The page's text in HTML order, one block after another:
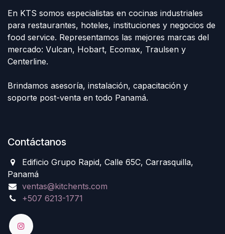
En KTS somos especialistas en cocinas industriales
para restaurantes, hoteles, instituciones y negocios de
food service. Representamos las mejores marcas del
mercado: Vulcan, Hobart, Ecomax, Traulsen y
Centerline.
Brindamos asesoría, instalación, capacitación y
soporte post-venta en todo Panamá.
Contáctanos
Edificio Grupo Rapid, Calle 65C, Carrasquilla,
Panamá
ventas@kitchents.com
+507 6213-1771